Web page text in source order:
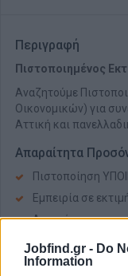
Jobfind.gr - Do
Information
Περιγραφή
Πιστοποιημένος
Αναζητούμε
Οικονομικών) για
Αττική και
Απαραίτητα
Πιστοποίηση
Εμπειρία σε
Δυνατότητα
Επαγγελματισμός